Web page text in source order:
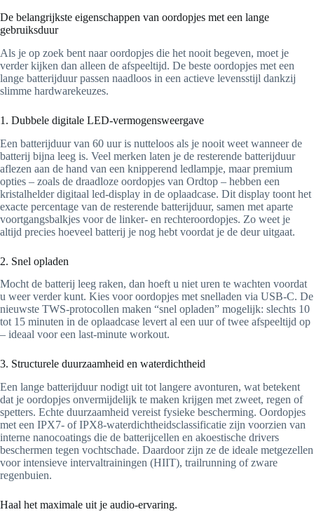
De belangrijkste eigenschappen van oordopjes met een lange
gebruiksduur
Als je op zoek bent naar oordopjes die het nooit begeven, moet je
verder kijken dan alleen de afspeeltijd. De beste oordopjes met een
lange batterijduur passen naadloos in een actieve levensstijl dankzij
slimme hardwarekeuzes.
1. Dubbele digitale LED-vermogensweergave
Een batterijduur van 60 uur is nutteloos als je nooit weet wanneer de
batterij bijna leeg is. Veel merken laten je de resterende batterijduur
aflezen aan de hand van een knipperend ledlampje, maar premium
opties – zoals de draadloze oordopjes van Ordtop – hebben een
kristalhelder digitaal led-display in de oplaadcase. Dit display toont het
exacte percentage van de resterende batterijduur, samen met aparte
voortgangsbalkjes voor de linker- en rechteroordopjes. Zo weet je
altijd precies hoeveel batterij je nog hebt voordat je de deur uitgaat.
2. Snel opladen
Mocht de batterij leeg raken, dan hoeft u niet uren te wachten voordat
u weer verder kunt. Kies voor oordopjes met snelladen via USB-C. De
nieuwste TWS-protocollen maken “snel opladen” mogelijk: slechts 10
tot 15 minuten in de oplaadcase levert al een uur of twee afspeeltijd op
– ideaal voor een last-minute workout.
3. Structurele duurzaamheid en waterdichtheid
Een lange batterijduur nodigt uit tot langere avonturen, wat betekent
dat je oordopjes onvermijdelijk te maken krijgen met zweet, regen of
spetters. Echte duurzaamheid vereist fysieke bescherming. Oordopjes
met een IPX7- of IPX8-waterdichtheidsclassificatie zijn voorzien van
interne nanocoatings die de batterijcellen en akoestische drivers
beschermen tegen vochtschade. Daardoor zijn ze de ideale metgezellen
voor intensieve intervaltrainingen (HIIT), trailrunning of zware
regenbuien.
Haal het maximale uit je audio-ervaring.